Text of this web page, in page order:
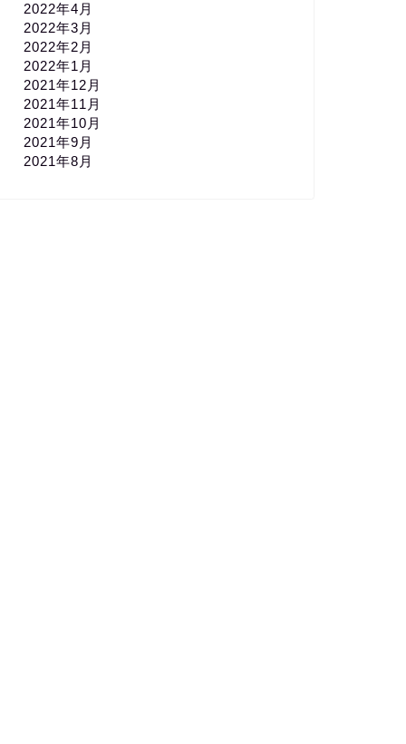
2022年4月
2022年3月
2022年2月
2022年1月
2021年12月
2021年11月
2021年10月
2021年9月
2021年8月